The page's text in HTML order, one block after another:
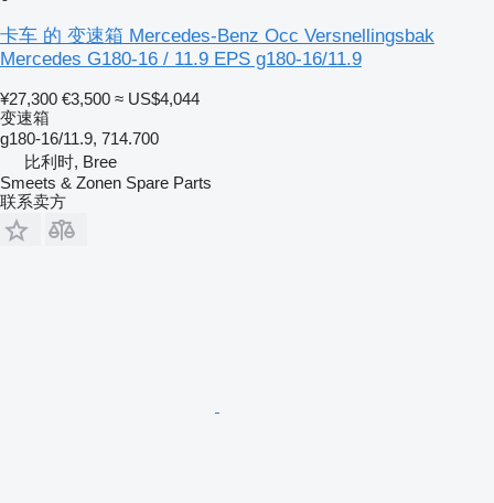
卡车 的 变速箱 Mercedes-Benz Occ Versnellingsbak
Mercedes G180-16 / 11.9 EPS g180-16/11.9
¥27,300 €3,500 ≈ US$4,044
变速箱
g180-16/11.9, 714.700
比利时, Bree
Smeets & Zonen Spare Parts
联系卖方